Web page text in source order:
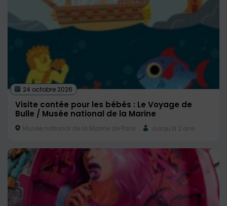
24 octobre 2026
Visite contée pour les bébés : Le Voyage de
Bulle / Musée national de la Marine
Musée national de la Marine de Paris Jusqu'à 2 ans